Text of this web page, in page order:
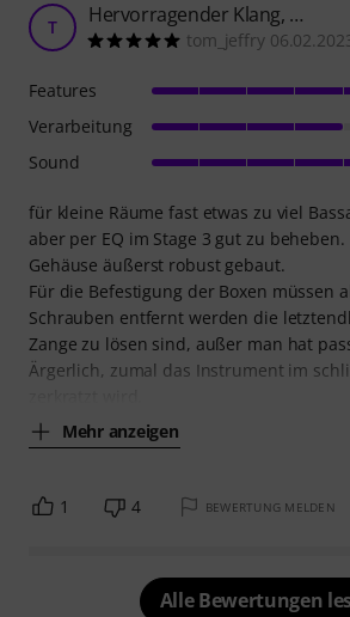
T Hervorragender Klang, …
tom_jeffry
für kleine Räume fast etwas zu viel
aber per EQ im Stage 3 gut zu beheben.
Gehäuse äußerst robust gebaut.
Für die Befestigung der Boxen müssen
Schrauben entfernt werden die
Zange zu lösen sind, außer man hat
Ärgerlich, zumal das Instrument im
Mehr anzeigen
Features
Verarbeitung
Sound
1 4 BEWERTUNG MELDEN
Alle Bewertungen